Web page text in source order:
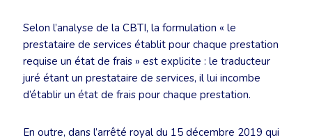
Selon l’analyse de la CBTI, la formulation « le
prestataire de services établit pour chaque prestation
requise un état de frais » est explicite : le traducteur
juré étant un prestataire de services, il lui incombe
d’établir un état de frais pour chaque prestation.
En outre, dans l’arrêté royal du 15 décembre 2019 qui